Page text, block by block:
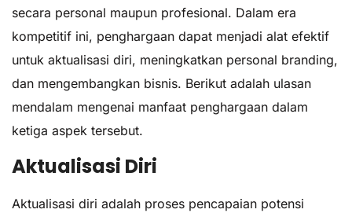
secara personal maupun profesional. Dalam era
kompetitif ini, penghargaan dapat menjadi alat efektif
untuk aktualisasi diri, meningkatkan personal branding,
dan mengembangkan bisnis. Berikut adalah ulasan
mendalam mengenai manfaat penghargaan dalam
ketiga aspek tersebut.
Aktualisasi Diri
Aktualisasi diri adalah proses pencapaian potensi